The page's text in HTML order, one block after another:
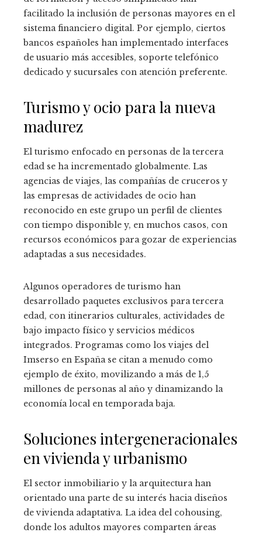
facilitado la inclusión de personas mayores en el
sistema financiero digital. Por ejemplo, ciertos
bancos españoles han implementado interfaces
de usuario más accesibles, soporte telefónico
dedicado y sucursales con atención preferente.
Turismo y ocio para la nueva
madurez
El turismo enfocado en personas de la tercera
edad se ha incrementado globalmente. Las
agencias de viajes, las compañías de cruceros y
las empresas de actividades de ocio han
reconocido en este grupo un perfil de clientes
con tiempo disponible y, en muchos casos, con
recursos económicos para gozar de experiencias
adaptadas a sus necesidades.
Algunos operadores de turismo han
desarrollado paquetes exclusivos para tercera
edad, con itinerarios culturales, actividades de
bajo impacto físico y servicios médicos
integrados. Programas como los viajes del
Imserso en España se citan a menudo como
ejemplo de éxito, movilizando a más de 1,5
millones de personas al año y dinamizando la
economía local en temporada baja.
Soluciones intergeneracionales
en vivienda y urbanismo
El sector inmobiliario y la arquitectura han
orientado una parte de su interés hacia diseños
de vivienda adaptativa. La idea del cohousing,
donde los adultos mayores comparten áreas